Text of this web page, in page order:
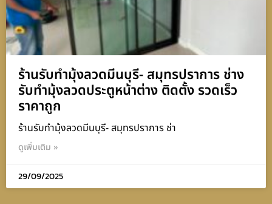
ร้านรับทำมุ้งลวดมีนบุรี- สมุทรปราการ ช่าง
รับทำมุ้งลวดประตูหน้าต่าง ติดตั้ง รวดเร็ว
ราคาถูก
ร้านรับทำมุ้งลวดมีนบุรี- สมุทรปราการ ช่า
ดูเพิ่มเติม »
29/09/2025